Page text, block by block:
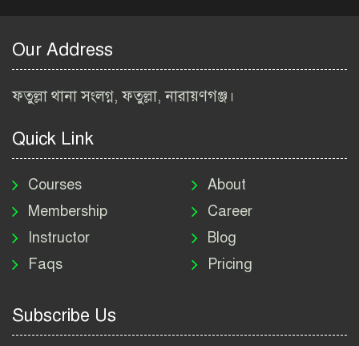
২০২৬ | BIWTA Job Circular
নিয়োগ বিজ্ঞপ্তি ২০২৬ | DNC
Job Circular 2026
পাসপোর্ট করতে কি কি লাগে
২০২৬ | ই-পাসপোর্ট আবেদন ও
Our Address
ফতুল্লা থানা সংলগ্ন, ফতুল্লা, নারায়ণগঞ্জ।
Quick Link
Courses
Membership
Instructor
Faqs
About
Career
Blog
Pricing
Subscribe Us